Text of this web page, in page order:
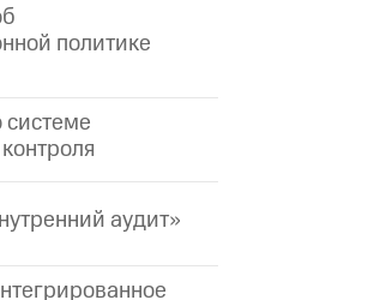
политике
аудит»